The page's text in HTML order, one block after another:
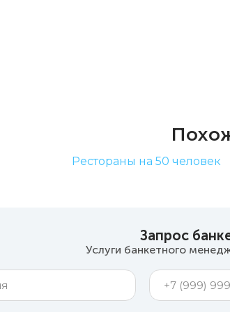
Рестораны на 50 человек
Запрос
Услуги банкетного